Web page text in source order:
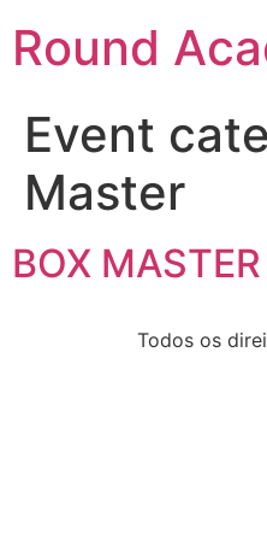
Round
Event
Master
BOX MASTER
Todos os